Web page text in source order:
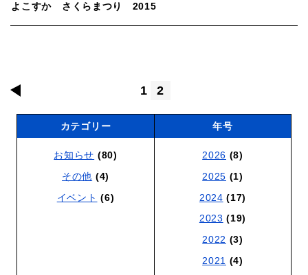
よこすか さくらまつり 2015
1 2
カテゴリー
お知らせ (80)
その他 (4)
イベント (6)
年号
2026 (8)
2025 (1)
2024 (17)
2023 (19)
2022 (3)
2021 (4)